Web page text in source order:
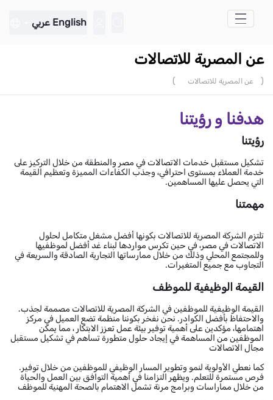
تخطي إلى المحتوى الرئيسي
English عربي
عن المصرية للاتصالات
( عن المصرية للاتصالات )
هدفنا و رؤيتنا
رؤيتنا
تشكيل مستقبل خدمات الاتصالات في مصر والمنطقة من خلال التركيز على
خدمة العملاء بمستوى احترافي، وجذب الكفاءات المميزة وتعظيم القيمة
التي يحصل عليها المساهمين.
مهمتنا
تلتزم الشركة المصرية للاتصالات بكونها أفضل مشغل متكامل لحلول
الاتصالات في مصر، في حين تكرس مواردها لبناء غد أفضل لموظفيها
وللمجتمع المحلي وذلك من خلال ممارساتها التجارية الصادقة والسريعة في
التجاوب مع جميع المتغيرات.
القيمة الوظيفية للموظف
.القيمة الوظيفية للموظفين في الشركة المصرية للاتصالات مصممة لجذب
والاحتفاظ بأفضل الكوادر. نحن نفخر بكوننا منظمة تضع العميل في مركز
اهتمامها، مؤكدين على أهمية توفير بيئة عمل تعزز الابتكار ، مما يمكن
الموظفين من المساهمة في إيجاد حلول متطورة تساهم في تشكيل مستقبل
مجال الاتصالات
.كما نعطي الأولوية لنمو وتطوير المسار الوظيفي للموظفين من خلال توفير
فرص مستمرة للتعلم. ويظهر التزامنا في أهمية التوافق بين العمل والحياة
من خلال مماراسات وبرامج مرنة تشمل الاهتمام بالصحة المهنية للموظف